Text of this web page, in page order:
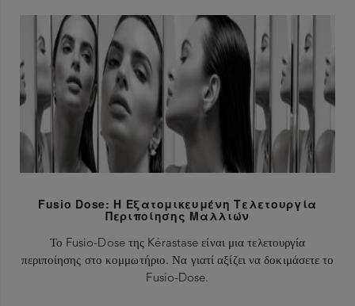
Fusio Dose: Η Εξατομικευμένη Τελετουργία
Περιποίησης Μαλλιών
Το Fusio-Dose της Kérastase είναι μια τελετουργία
περιποίησης στο κομμωτήριο. Να γιατί αξίζει να δοκιμάσετε το
Fusio-Dose.